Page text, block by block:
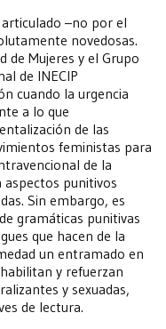
–no por el
novedosas.
de Mujeres y el Grupo
de INECIP
cuando la urgencia
a lo que
de las
feministas para
de la
aspectos punitivos
Sin embargo, es
gramáticas punitivas
que hacen de la
un entramado en
y refuerzan
y sexuadas,
de lectura.